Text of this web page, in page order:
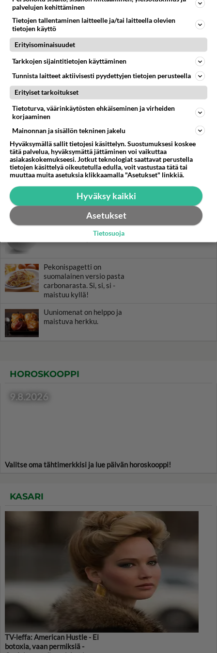
RESEPTIT
Taatelikakku on erityisesti
joulun ajan herkku.
Amerikkalaiset pannukakut
eivät jätä ketään nälkäiseksi.
Kesäinen kananmunakastike
valmistuu helposti.
Pekonispagetti on
suomalainen versio pasta
carbonarasta. Si, si, si -
maistuu kyllä!
Uuniomenat on helppo ja
maistuva herkku.
HOROSKOOPPI
9.8.2026
Valitse oma tähtimerkkisi ja lue päivän horoskooppi!
KASARI
TV-leffa: American Hustle - Ei
botoxia, vaan permiksiä -
palvelujen kehittäminen
Tietojen tallentaminen laitteelle ja/tai laitteella olevien
tietojen käyttö
Erityisominaisuudet
Tarkkojen sijaintitietojen käyttäminen
Tunnista laitteet aktiivisesti pyydettyjen tietojen perusteella
Erityiset tarkoitukset
Tietoturva, väärinkäytösten ehkäiseminen ja virheiden
korjaaminen
Mainonnan ja sisällön tekninen jakelu
Hyväksymällä sallit tietojesi käsittelyn. Suostumuksesi koskee
tätä palvelua, hyväksymättä jättäminen voi vaikuttaa
asiakaskokemukseesi. Jotkut teknologiat saattavat perustella
tietojen käsittelyä oikeutetulla edulla, voit vastustaa tätä tai
muuttaa muita asetuksia klikkaamalla "Asetukset" linkkiä.
Hyväksy kaikki
Asetukset
Tietosuoja